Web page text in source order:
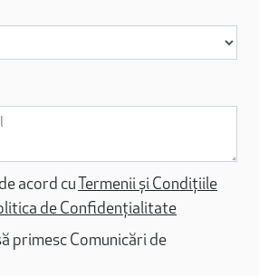
acord cu Termenii și Condițiile
de Confidențialitate
primesc Comunicări de